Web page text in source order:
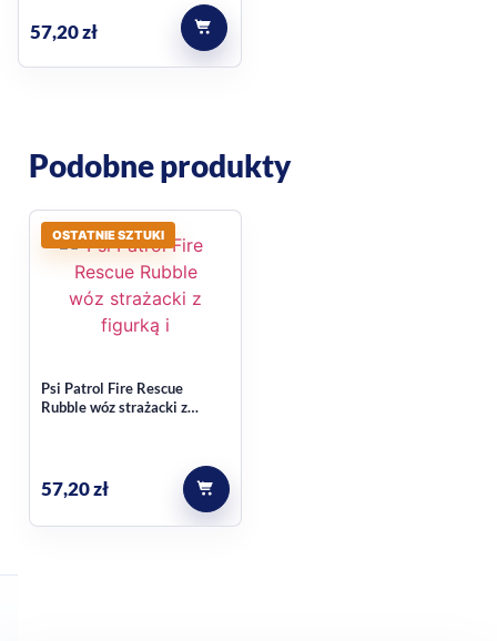
57,20zł
Podobne produkty
OSTATNIE SZTUKI
Psi Patrol Fire Rescue
Rubble wóz strażacki z
57,20zł